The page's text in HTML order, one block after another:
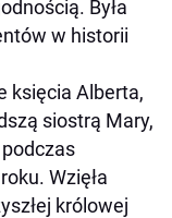
Była
w historii
księcia Alberta,
siostrą Mary,
podczas
Wzięła
królowej